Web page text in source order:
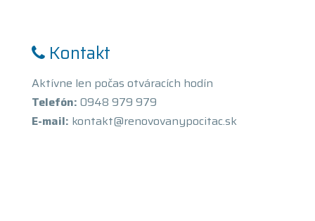
Kontakt
Aktívne len počas otváracích hodín
Telefón: 0948 979 979
E-mail: kontakt@renovovanypocitac.sk